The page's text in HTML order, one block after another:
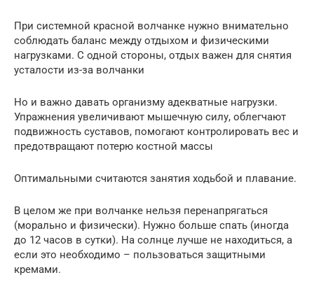
При системной красной волчанке нужно внимательно
соблюдать баланс между отдыхом и физическими
нагрузками. С одной стороны, отдых важен для снятия
усталости из-за волчанки
Но и важно давать организму адекватные нагрузки.
Упражнения увеличивают мышечную силу, облегчают
подвижность суставов, помогают контролировать вес и
предотвращают потерю костной массы
Оптимальными считаются занятия ходьбой и плавание.
В целом же при волчанке нельзя перенапрягаться
(морально и физически). Нужно больше спать (иногда
до 12 часов в сутки). На солнце лучше не находиться, а
если это необходимо – пользоваться защитными
кремами.